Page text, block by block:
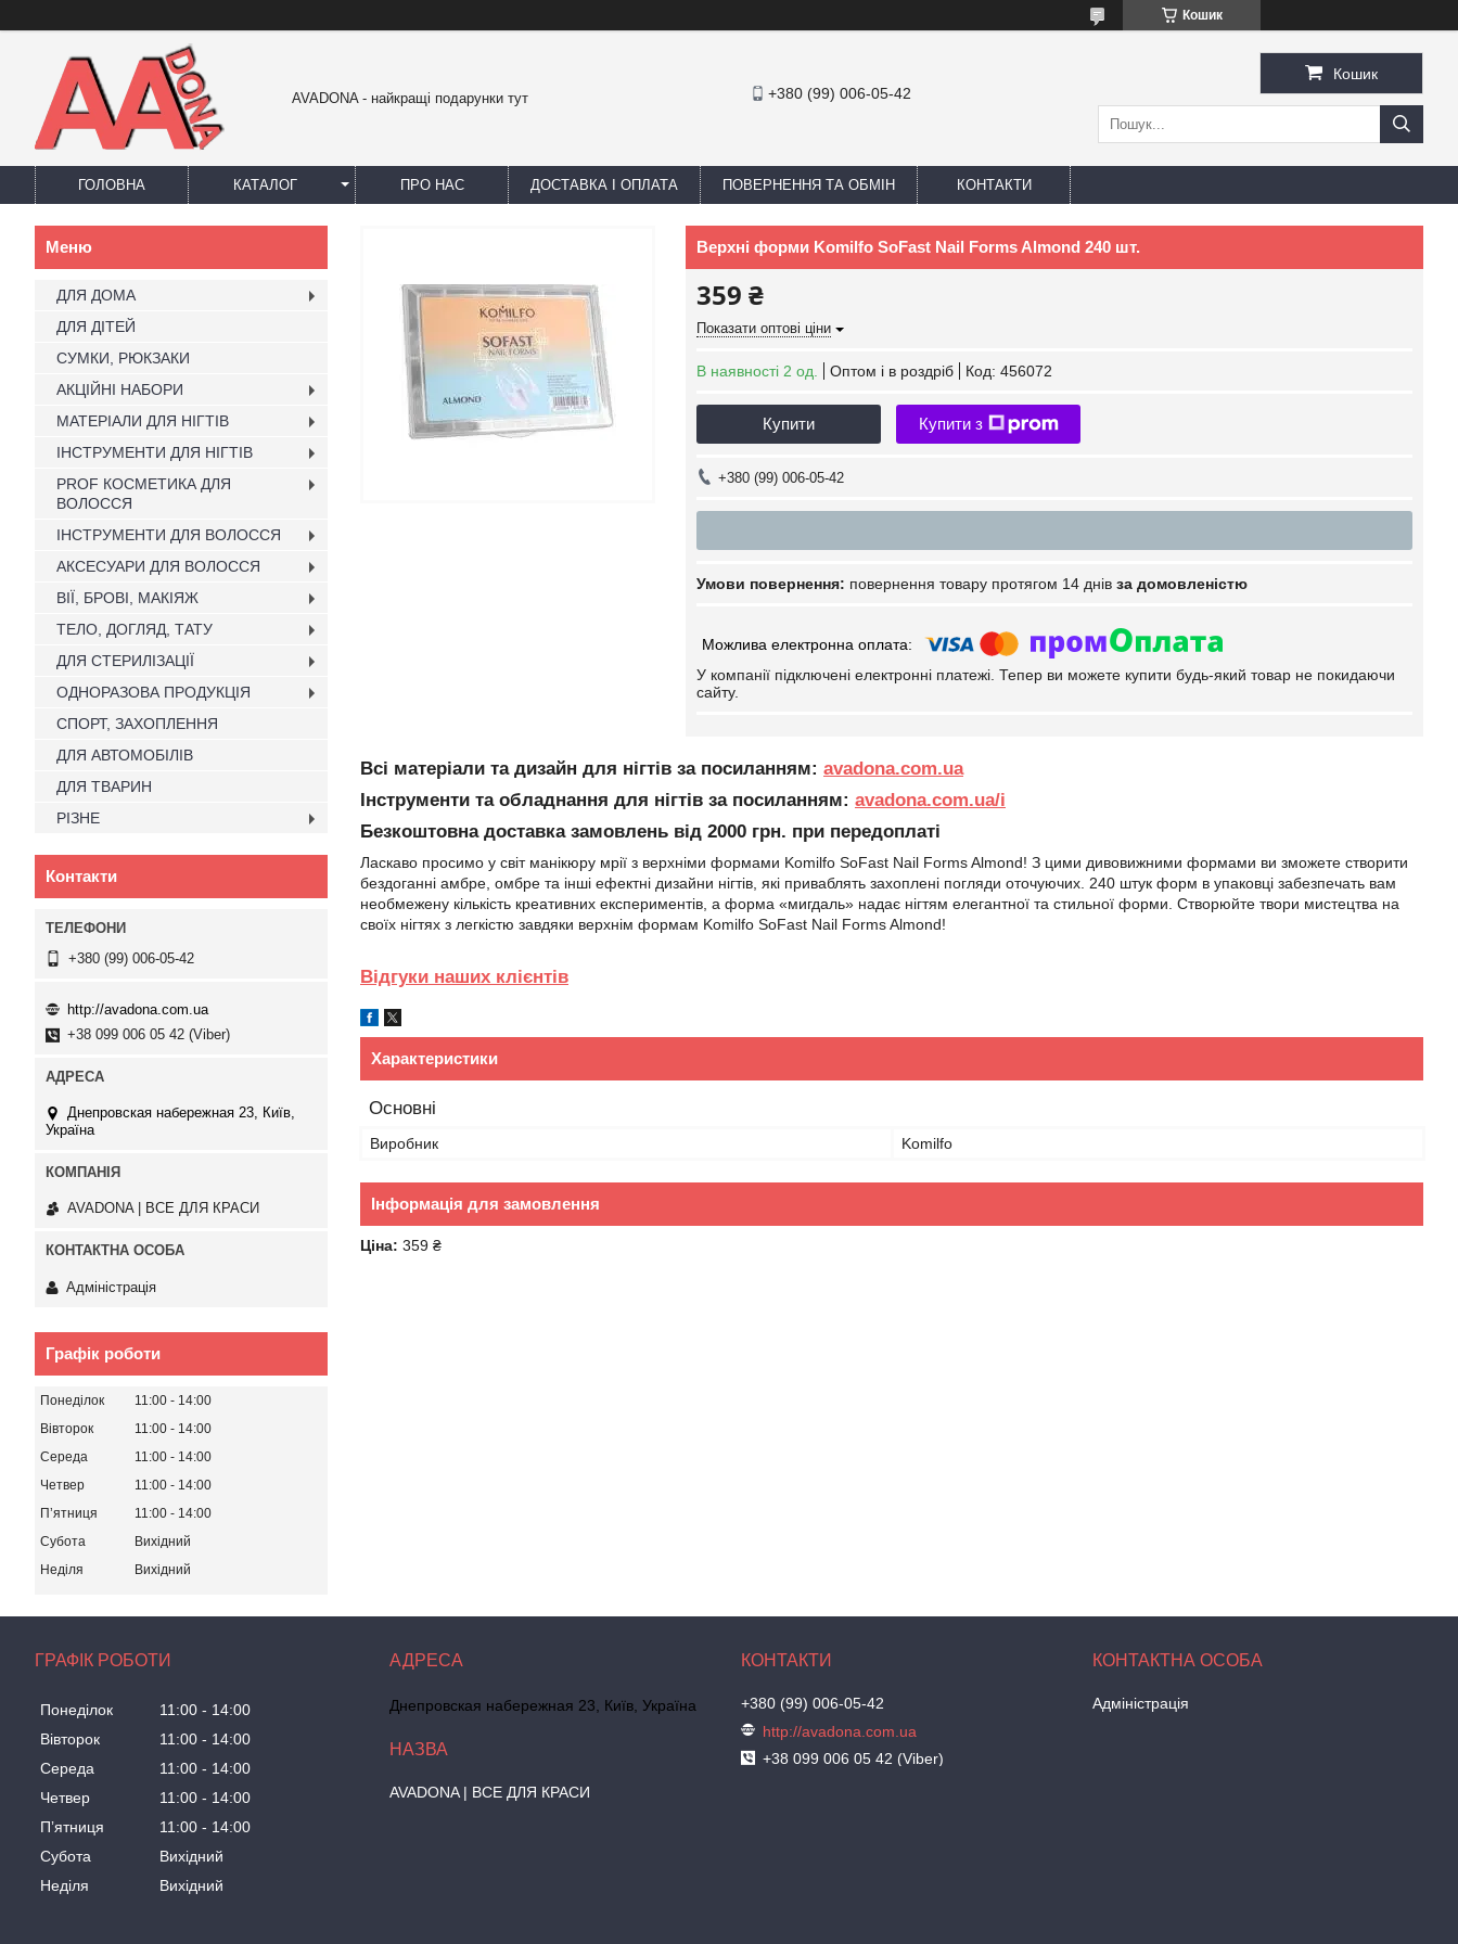
Кошик
AVADONA - найкращі подарунки тут +380 (99) 006-05-42
Кошик
ГОЛОВНА КАТАЛОГ ПРО НАС ДОСТАВКА І ОПЛАТА ПОВЕРНЕННЯ ТА ОБМІН КОНТАКТИ
Верхні форми Komilfo SoFast Nail Forms Almond 240 шт.
359 ₴
Показати оптові ціни
В наявності 2 од. Оптом і в роздріб Код: 456072
Купити Купити з
+380 (99) 006-05-42
повернення товару протягом 14 днів за домовленістю
У компанії підключені електронні платежі. Тепер ви можете купити будь-який товар не покидаючи
сайту.
Всі матеріали та дизайн для нігтів за посиланням: avadona.com.ua
Інструменти та обладнання для нігтів за посиланням: avadona.com.ua/i
Безкоштовна доставка замовлень від 2000 грн. при передоплаті
Ласкаво просимо у світ манікюру мрії з верхніми формами Komilfo SoFast Nail Forms Almond! З цими дивовижними формами ви зможете створити
бездоганні амбре, омбре та інші ефектні дизайни нігтів, які приваблять захоплені погляди оточуючих. 240 штук форм в упаковці забезпечать вам
необмежену кількість креативних експериментів, а форма «мигдаль» надає нігтям елегантної та стильної форми. Створюйте твори мистецтва на
своїх нігтях з легкістю завдяки верхнім формам Komilfo SoFast Nail Forms Almond!
Відгуки наших клієнтів
Характеристики
Основні
Виробник Komilfo
Інформація для замовлення
Ціна: 359 ₴
ДЛЯ ДОМА
ДЛЯ ДІТЕЙ
СУМКИ, РЮКЗАКИ
АКЦІЙНІ НАБОРИ
МАТЕРІАЛИ ДЛЯ НІГТІВ
ІНСТРУМЕНТИ ДЛЯ НІГТІВ
PROF КОСМЕТИКА ДЛЯ
ВОЛОССЯ
ІНСТРУМЕНТИ ДЛЯ ВОЛОССЯ
АКСЕСУАРИ ДЛЯ ВОЛОССЯ
ВІЇ, БРОВІ, МАКІЯЖ
ТЕЛО, ДОГЛЯД, ТАТУ
ДЛЯ СТЕРИЛІЗАЦІЇ
ОДНОРАЗОВА ПРОДУКЦІЯ
СПОРТ, ЗАХОПЛЕННЯ
ДЛЯ АВТОМОБІЛІВ
ДЛЯ ТВАРИН
РІЗНЕ
Контакти
+380 (99) 006-05-42
http://avadona.com.ua
+38 099 006 05 42 (Viber)
Днепровская набережная 23, Київ,
Україна
AVADONA | ВСЕ ДЛЯ КРАСИ
Адміністрація
Графік роботи
Понеділок 11:00
14:00
Вівторок
11:00
14:00
Середа
11:00
14:00
Четвер
11:00
14:00
Пʼятниця
11:00
14:00
Субота
Вихідний
Неділя
Вихідний
ГРАФІК РОБОТИ
Понеділок 11:00
14:00
Вівторок
11:00
14:00
Середа
11:00
14:00
Четвер
11:00
14:00
Пʼятниця
11:00
14:00
Субота
Вихідний
Неділя
Вихідний
Днепровская набережная 23, Київ, Україна
AVADONA | ВСЕ ДЛЯ КРАСИ
+380 (99) 006-05-42
http://avadona.com.ua
+38 099 006 05 42 (Viber)
Адміністрація